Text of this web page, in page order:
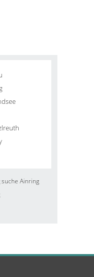
Ainring